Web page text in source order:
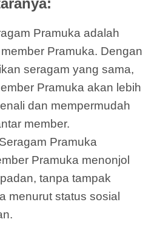
Pramuka adalah
Pramuka. Dengan
seragam yang sama,
Pramuka akan lebih
dan mempermudah
member.
Pramuka
Pramuka menonjol
tanpa tampak
menurut status sosial